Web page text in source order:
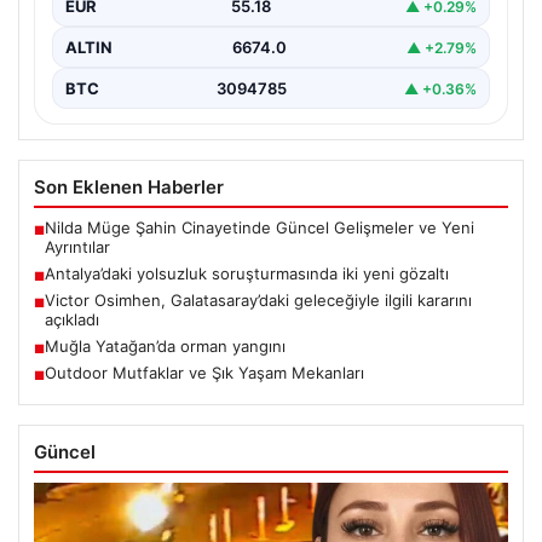
EUR 55.18 ▲ +0.29%
ALTIN 6674.0 ▲ +2.79%
BTC 3094785 ▲ +0.36%
Son Eklenen Haberler
■Nilda Müge Şahin Cinayetinde Güncel Gelişmeler ve Yeni
Ayrıntılar
■Antalya’daki yolsuzluk soruşturmasında iki yeni gözaltı
■Victor Osimhen, Galatasaray’daki geleceğiyle ilgili kararını
açıkladı
■Muğla Yatağan’da orman yangını
■Outdoor Mutfaklar ve Şık Yaşam Mekanları
Güncel